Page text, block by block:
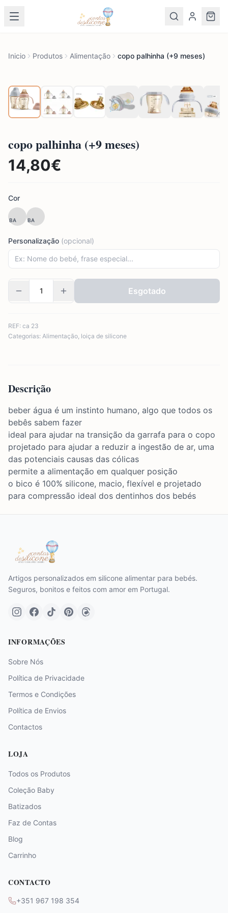
Inicio Produtos Alimentação copo palhinha (+9 meses)
copo palhinha (+9 meses)
14,80€
Cor
BA BA
Personalização (opcional)
Esgotado
REF: ca 23
Categorias: Alimentação, loiça de silicone
Descrição
beber água é um instinto humano, algo que todos os
bebês sabem fazer
ideal para ajudar na transição da garrafa para o copo
projetado para ajudar a reduzir a ingestão de ar, uma
das potenciais causas das cólicas
permite a alimentação em qualquer posição
o bico é 100% silicone, macio, flexível e projetado
para compressão ideal dos dentinhos dos bebés
Artigos personalizados em silicone alimentar para bebés.
Seguros, bonitos e feitos com amor em Portugal.
INFORMAÇÕES
Sobre Nós
Política de Privacidade
Termos e Condições
Política de Envios
Contactos
LOJA
Todos os Produtos
Coleção Baby
Batizados
Faz de Contas
Blog
Carrinho
CONTACTO
+351 967 198 354